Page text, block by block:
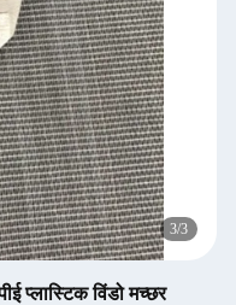
3/3
प्लास्टिक विंडो मच्छर